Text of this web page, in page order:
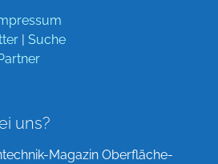
Suche
uns?
Magazin Oberfläche-